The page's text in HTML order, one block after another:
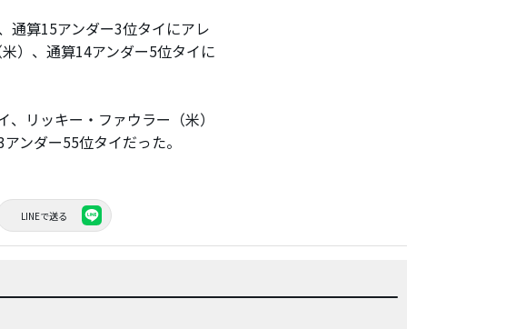
通算15アンダー3位タイにアレ
）、通算14アンダー5位タイに
リッキー・ファウラー（米）
ンダー55位タイだった。
LINEで送る